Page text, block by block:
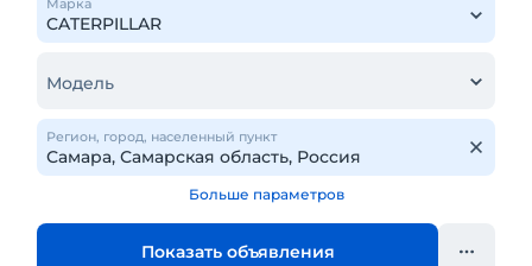
Марка
Модель
Регион, город, населенный пункт
Больше параметров
Показать объявления